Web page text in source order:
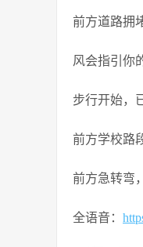
前方道路拥
风会指引你
步行开始，
前方学校路
前方急转弯
全语音：